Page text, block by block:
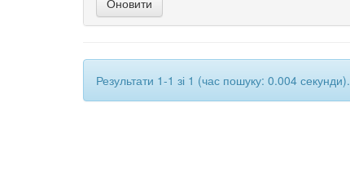
Результати 1-1 зі 1 (час пошуку: 0.004 секунди).